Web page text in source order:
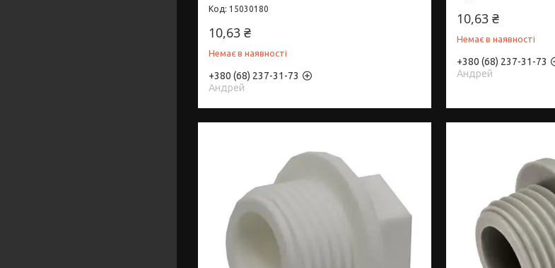
15030180
10,63 ₴
Немає в наявності
+380 (68) 237-31-73
Андрей
10,63 ₴
Немає в наявності
+380 (68) 237-31-73
Андрей